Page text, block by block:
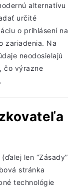
alternatívu
určité
o prihlásení na
zariadenia. Na
neodosielajú
čo výrazne
len “Zásady”
stránka
technológie